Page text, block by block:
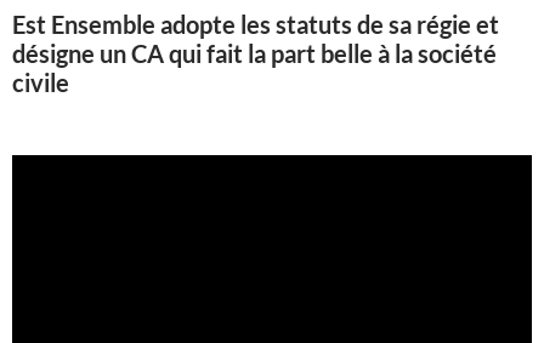
Est Ensemble adopte les statuts de sa régie et
désigne un CA qui fait la part belle à la société
civile